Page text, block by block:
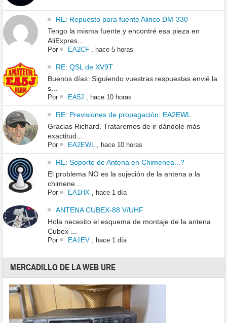
RE: Repuesto para fuente Alinco DM-330
Tengo la misma fuente y encontré esa pieza en
AliExpres...
Por EA2CF, hace 5 horas
RE: QSL de XV9T
Buenos días. Siguiendo vuestras respuestas envié la
s...
Por EA5J hace 10 horas
RE: Previsiones de propagación: EA2EWL
Gracias Richard. Trataremos de ir dándole más
exactitud...
Por EA2EWL hace 10 horas
RE: Soporte de Antena en Chimenea...?
El problema NO es la sujeción de la antena a la
chimene...
Por EA1HX hace 1 día
ANTENA CUBEX-88 V/UHF
Hola necesito el esquema de montaje de la antena
Cubex-...
Por EA1EV, hace 1 día
MERCADILLO DE LA WEB URE